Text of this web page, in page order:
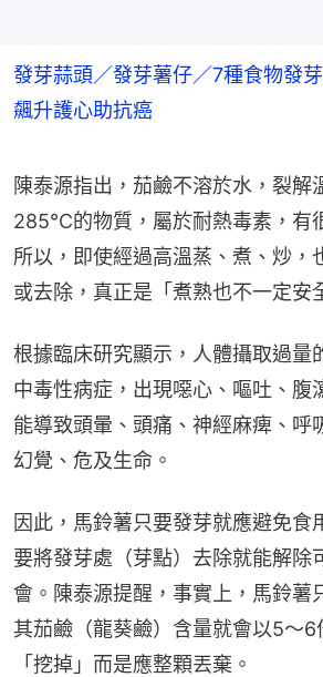
發芽蒜頭／發芽薯仔／7種食物發
飆升護心助抗癌
陳泰源指出，茄鹼不溶於水，裂解
285℃的物質，屬於耐熱毒素，有
所以，即使經過高溫蒸、煮、炒，
或去除，真正是「煮熟也不一定安
根據臨床研究顯示，人體攝取過量
中毒性病症，出現噁心、嘔吐、腹
能導致頭暈、頭痛、神經麻痺、呼
幻覺、危及生命。
因此，馬鈴薯只要發芽就應避免食
要將發芽處（芽點）去除就能解除
會。陳泰源提醒，事實上，馬鈴薯
其茄鹼（龍葵鹼）含量就會以5〜6
「挖掉」而是應整顆丟棄。